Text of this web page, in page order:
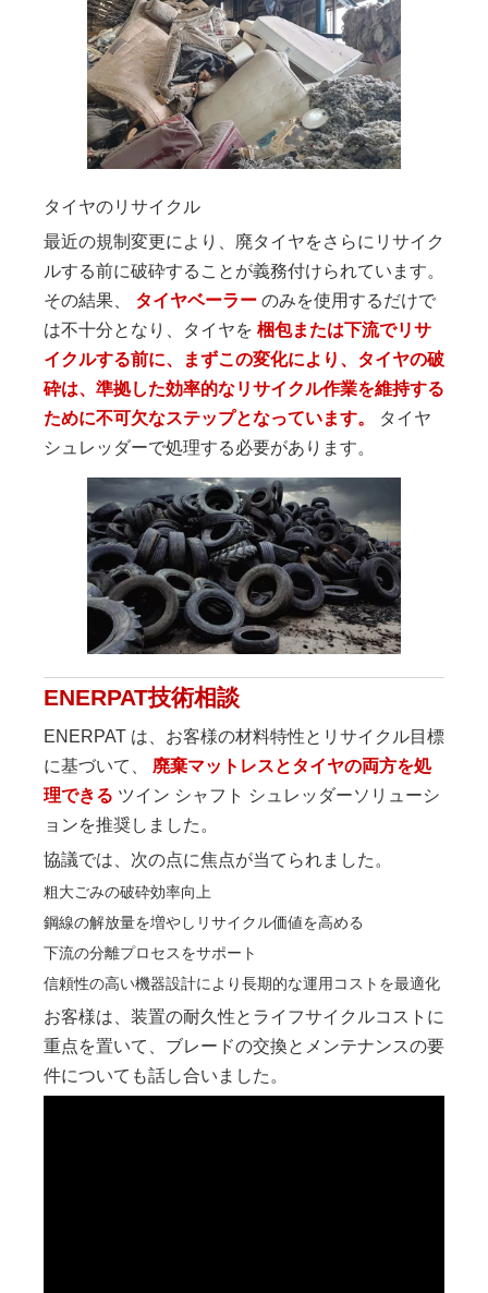
タイヤのリサイクル
最近の規制変更により、廃タイヤをさらにリサイク
ルする前に破砕することが義務付けられています。
その結果、
タイヤベーラー のみを使用するだけで
は不十分となり、タイヤを 梱包または下流でリサ
イクルする前に、まずこの変化により、タイヤの破
砕は、準拠した効率的なリサイクル作業を維持する
ために不可欠なステップとなっています。
タイヤ
シュレッダーで処理する必要があります。
ENERPAT技術相談
ENERPAT は、お客様の材料特性とリサイクル目標
に基づいて、
廃棄マットレスとタイヤの両方を処
理できる ツイン シャフト シュレッダーソリューシ
ョンを推奨しました。
協議では、次の点に焦点が当てられました。
粗大ごみの破砕効率向上
鋼線の解放量を増やしリサイクル価値を高める
下流の分離プロセスをサポート
信頼性の高い機器設計により長期的な運用コストを最適化
お客様は、装置の耐久性とライフサイクルコストに
重点を置いて、ブレードの交換とメンテナンスの要
件についても話し合いました。